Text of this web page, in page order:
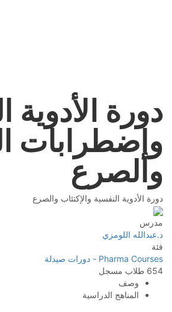
دورة الأدوية
وإضطرابات
والصرع
دورة الأدوية النفسية والإكتئاب والصرع
مدرس
د.عبدالله اللومزي
فئة
Pharma Courses - دورات صيدلة
654 طلاب مسجل
وصف
المناهج الدراسية